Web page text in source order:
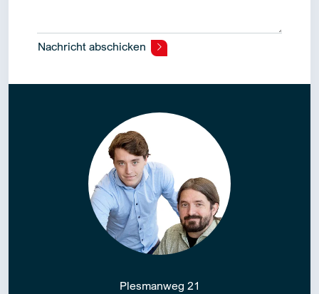
Nachricht abschicken
Plesmanweg 21